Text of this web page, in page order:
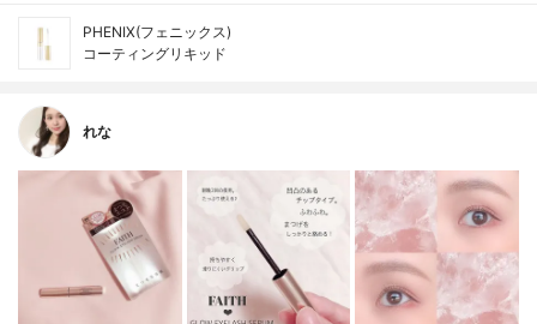
PHENIX(フェニックス)
コーティングリキッド
れな